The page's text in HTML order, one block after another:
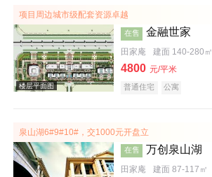
效果图
项目周边城市级配套资源卓越
在售 金融世家
田家庵 建面 140-280㎡
4800 元/平米
普通住宅 公寓
泉山湖6#9#10#，交1000元开盘立
在售 万创泉山湖
田家庵 建面 87-117㎡